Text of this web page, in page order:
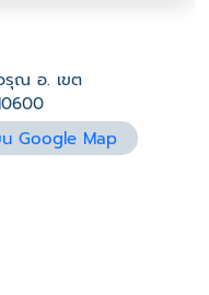
รุณ อ. เขต
น Google Map